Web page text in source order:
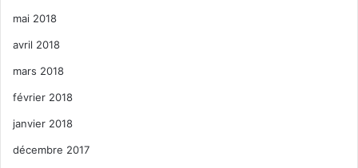
mai 2018
avril 2018
mars 2018
février 2018
janvier 2018
décembre 2017